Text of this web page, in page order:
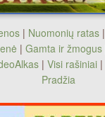
| Nuomonių ratas|
| Gamta ir žmogus
| Visi rašiniai |
Pradžia